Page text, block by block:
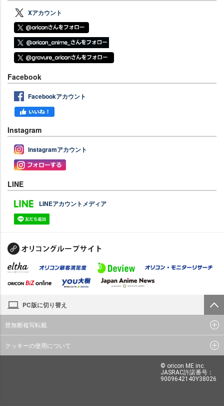
Xアカウント
Facebook
Facebookアカウント
Instagram
Instagramアカウント
LINE
LINEアカウントメディア
PC版に切り替え
禁無断複写転載
クッキーの使用について
© oricon ME inc.
JASRAC許諾番号：
9009642140Y38026